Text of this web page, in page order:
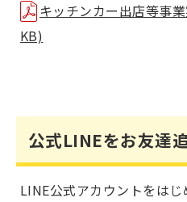
キッチンカー出店等事
KB)
公式LINEをお友達
LINE公式アカウントをはじ